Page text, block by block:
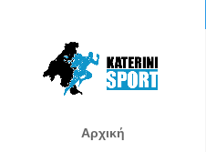
Αρχική